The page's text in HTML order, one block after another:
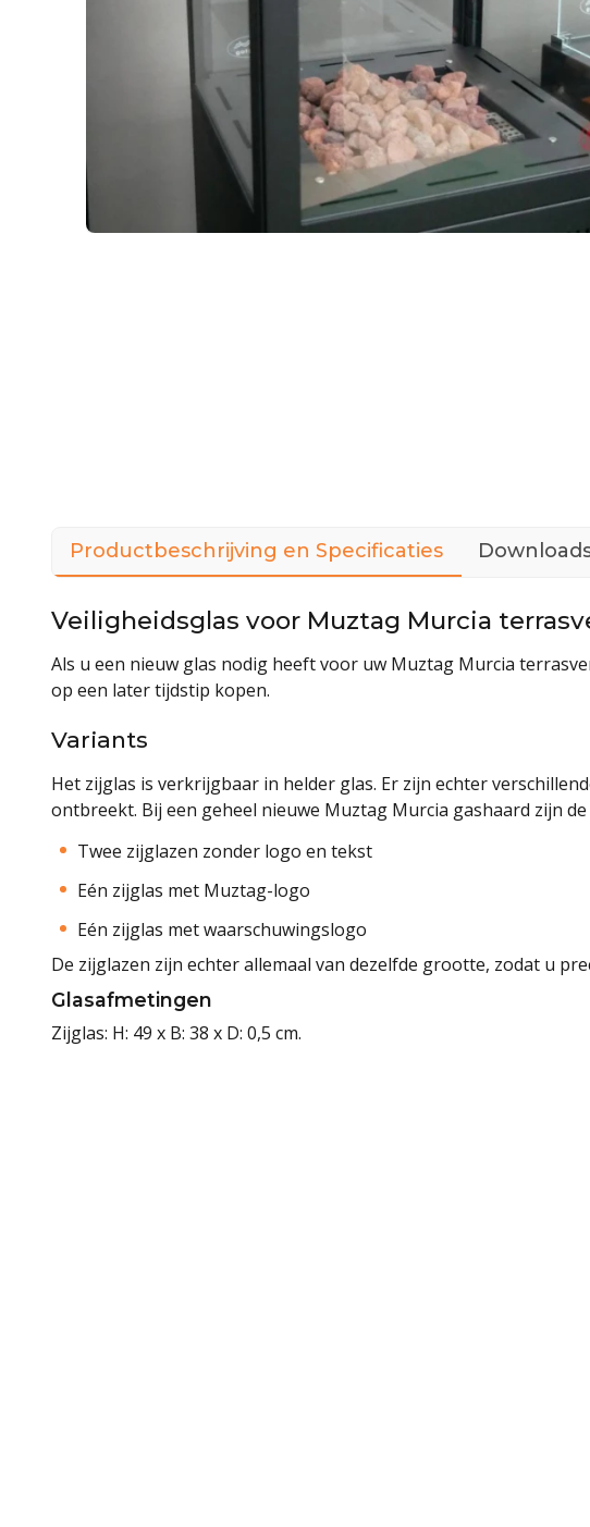
Productbeschrijving en Specificaties
Veiligheidsglas voor Muztag Murcia
Als u een nieuw glas nodig heeft voor uw Muztag Murcia
op een later tijdstip kopen.
Variants
Het zijglas is verkrijgbaar in helder glas. Er zijn echter
ontbreekt. Bij een geheel nieuwe Muztag Murcia gashaard zijn
Twee zijglazen zonder logo en tekst
Eén zijglas met Muztag-logo
Eén zijglas met waarschuwingslogo
De zijglazen zijn echter allemaal van dezelfde grootte, zodat u
Glasafmetingen
Zijglas: H: 49 x B: 38 x D: 0,5 cm.